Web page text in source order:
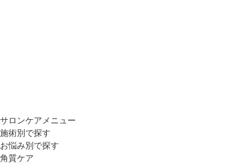
サロンケアメニュー
施術別で探す
お悩み別で探す
角質ケア